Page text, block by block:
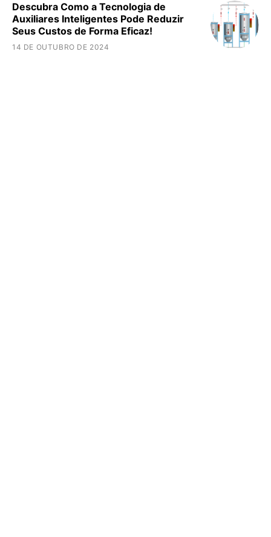
Descubra Como a Tecnologia de
Auxiliares Inteligentes Pode Reduzir
Seus Custos de Forma Eficaz!
14 DE OUTUBRO DE 2024